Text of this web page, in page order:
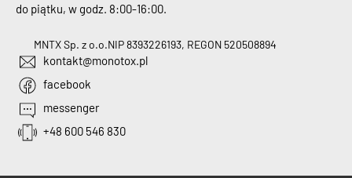
do piątku, w godz. 8:00-16:00.
MNTX Sp. z o.o.NIP 8393226193, REGON 520508894
kontakt@monotox.pl
facebook
messenger
+48 600 546 830